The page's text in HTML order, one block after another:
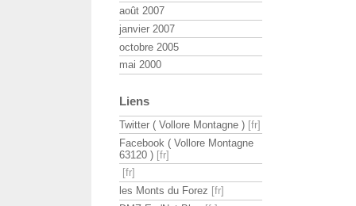
août 2007
janvier 2007
octobre 2005
mai 2000
Liens
Twitter ( Vollore Montagne )
Facebook ( Vollore Montagne
63120 )
les Monts du Forez